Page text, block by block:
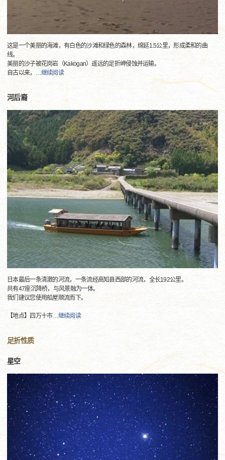
这是一个美丽的海滩，有白色的沙滩和绿色的森林，绵延1.5公里，形成柔和的曲
线。
美丽的沙子被花岗岩（Kakogan）遥远的足折岬侵蚀并运输。
自古以来，
…继续阅读
河后裔
日本最后一条清澈的河流，一条流经高知县西部的河流，全长192公里。
共有47座沉降桥，与风景融为一体。
我们建议您使用船屋顺流而下。
【地点】四万十市…继续阅读
足折性质
星空